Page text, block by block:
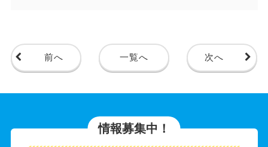
前へ 一覧へ 次へ
情報募集中！